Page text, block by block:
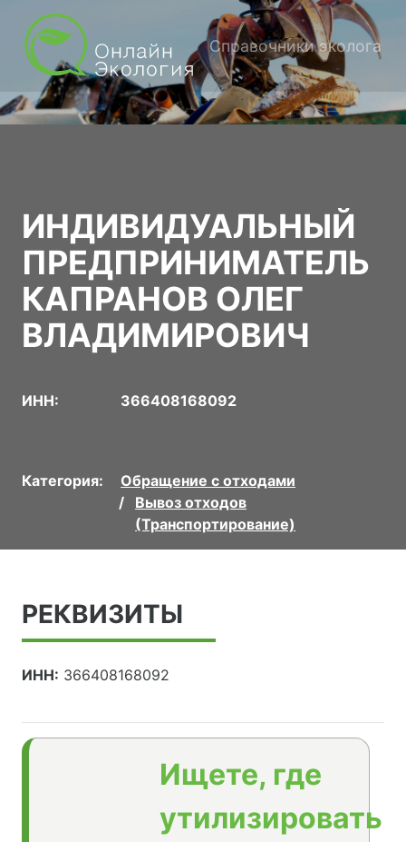
Справочники эколога
ИНДИВИДУАЛЬНЫЙ
ПРЕДПРИНИМАТЕЛЬ
КАПРАНОВ ОЛЕГ
ВЛАДИМИРОВИЧ
ИНН: 366408168092
Категория:
Обращение с отходами
Вывоз отходов
(Транспортирование)
РЕКВИЗИТЫ
ИНН: 366408168092
Ищете, где
утилизировать